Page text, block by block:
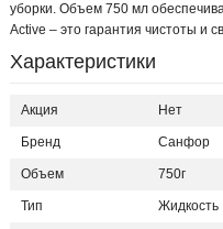
уборки. Объем 750 мл
Active – это гарантия чистоты и
Характеристики
Акция Нет
Бренд Санфор
Объем 750г
Тип Жидкость